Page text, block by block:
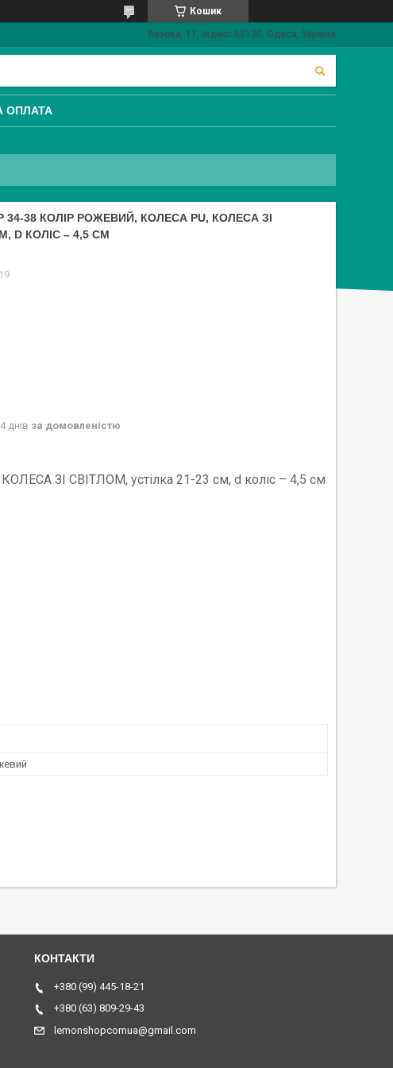
Кошик
Базова, 17, індекс 65120, Одеса, Україна
ОПЛАТА
34-38 КОЛІР РОЖЕВИЙ, КОЛЕСА PU, КОЛЕСА ЗІ
D КОЛІС – 4,5 СМ
днів за домовленістю
ЗІ СВІТЛОМ, устілка 21-23 см, d коліс – 4,5 см
+380 (99) 445-18-21
+380 (63) 809-29-43
lemonshopcomua@gmail.com